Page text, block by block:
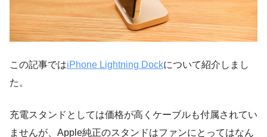
この記事ではiPhone Lightning Dockについて紹介しまし
た。
充電スタンドとしては価格が高くケーブルも付属されてい
ませんが、Apple純正のスタンドはファンにとってはなん